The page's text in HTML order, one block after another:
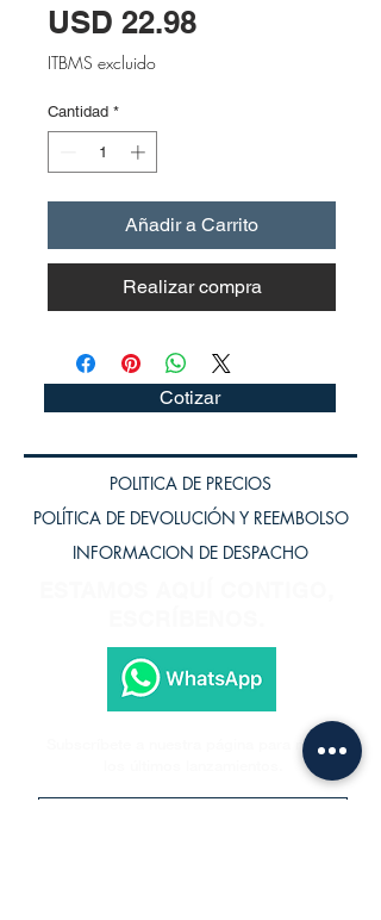
USD 22.98Precio
ITBMS excluido
Cantidad *
Añadir a Carrito
Realizar compra
Cotizar
POLITICA DE PRECIOS
POLÍTICA DE DEVOLUCIÓN Y REEMBOLSO
INFORMACION DE DESPACHO
Subscríbete a nuestra página para recibir